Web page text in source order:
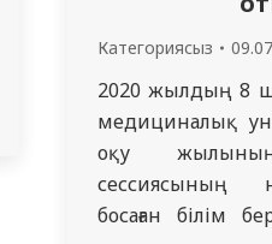
Категориясыз
2020 жылдың 8
медициналық
оқу
сессиясының
босаған білім